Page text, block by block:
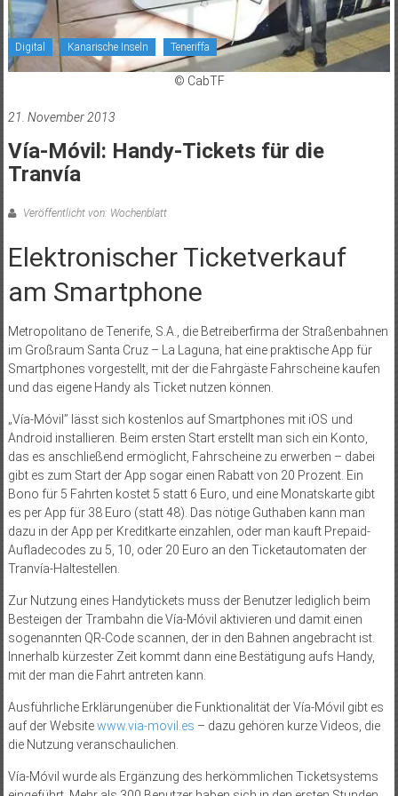
Digital Kanarische Inseln Teneriffa
© CabTF
21. November 2013
Vía-Móvil: Handy-Tickets für die
Tranvía
Veröffentlicht von: Wochenblatt
Elektronischer Ticketverkauf
am Smartphone
Metropolitano de Tenerife, S.A., die Betreiberfirma der Straßenbahnen
im Großraum Santa Cruz – La Laguna, hat eine praktische App für
Smartphones vorgestellt, mit der die Fahrgäste Fahrscheine kaufen
und das eigene Handy als Ticket nutzen können.
„Vía-Móvil” lässt sich kostenlos auf Smartphones mit iOS und
Android installieren. Beim ersten Start erstellt man sich ein Konto,
das es anschließend ermöglicht, Fahrscheine zu erwerben – dabei
gibt es zum Start der App sogar einen Rabatt von 20 Prozent. Ein
Bono für 5 Fahrten kostet 5 statt 6 Euro, und eine Monatskarte gibt
es per App für 38 Euro (statt 48). Das nötige Guthaben kann man
dazu in der App per Kreditkarte einzahlen, oder man kauft Prepaid-
Aufladecodes zu 5, 10, oder 20 Euro an den Ticketautomaten der
Tranvía-Haltestellen.
Zur Nutzung eines Handytickets muss der Benutzer lediglich beim
Besteigen der Trambahn die Vía-Móvil aktivieren und damit einen
sogenannten QR-Code scannen, der in den Bahnen angebracht ist.
Innerhalb kürzester Zeit kommt dann eine Bestätigung aufs Handy,
mit der man die Fahrt antreten kann.
Ausführliche Erklärungenüber die Funktionalität der Vía-Móvil gibt es
auf der Websitewww.via-movil.es – dazu gehören kurze Videos, die
die Nutzung veranschaulichen.
Vía-Móvil wurde als Ergänzung des herkömmlichen Ticketsystems